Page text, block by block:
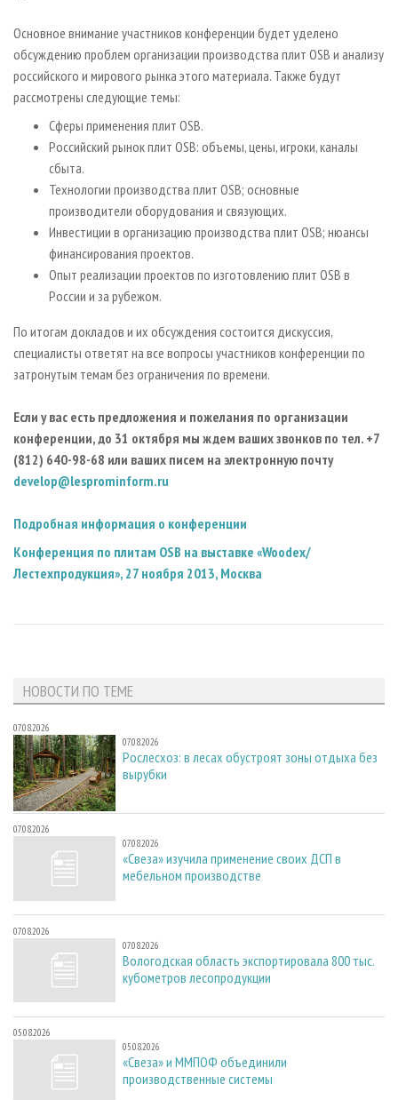
Основное внимание участников конференции будет уделено
обсуждению проблем организации производства плит OSB и анализу
российского и мирового рынка этого материала. Также будут
рассмотрены следующие темы:
Сферы применения плит OSB.
Российский рынок плит OSB: объемы, цены, игроки, каналы
сбыта.
Технологии производства плит OSB; основные
производители оборудования и связующих.
Инвестиции в организацию производства плит OSB; нюансы
финансирования проектов.
Опыт реализации проектов по изготовлению плит OSB в
России и за рубежом.
По итогам докладов и их обсуждения состоится дискуссия,
специалисты ответят на все вопросы участников конференции по
затронутым темам без ограничения по времени.
Если у вас есть предложения и пожелания по организации
конференции, до 31 октября мы ждем ваших звонков по тел. +7
(812) 640-98-68 или ваших писем на электронную почту
develop@lesprominform.ru
Подробная информация о конференции
Конференция по плитам OSB на выставке «Woodex/
Лестехпродукция», 27 ноября 2013, Москва
НОВОСТИ ПО ТЕМЕ
07.08.2026
07.08.2026
Рослесхоз: в лесах обустроят зоны отдыха без
вырубки
07.08.2026
07.08.2026
«Свеза» изучила применение своих ДСП в
мебельном производстве
07.08.2026
07.08.2026
Вологодская область экспортировала 800 тыс.
кубометров лесопродукции
05.08.2026
05.08.2026
«Свеза» и ММПОФ объединили
производственные системы